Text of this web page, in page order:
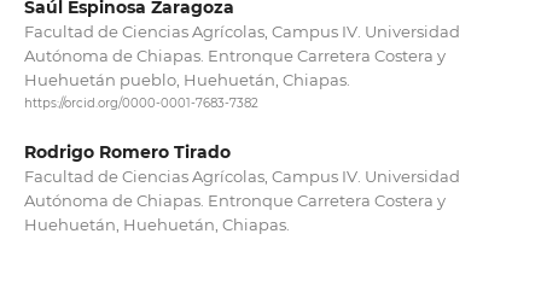
Saúl Espinosa Zaragoza
Facultad de Ciencias Agrícolas, Campus IV. Universidad
Autónoma de Chiapas. Entronque Carretera Costera y
Huehuetán pueblo, Huehuetán, Chiapas.
https://orcid.org/0000-0001-7683-7382
Rodrigo Romero Tirado
Facultad de Ciencias Agrícolas, Campus IV. Universidad
Autónoma de Chiapas. Entronque Carretera Costera y
Huehuetán, Huehuetán, Chiapas.